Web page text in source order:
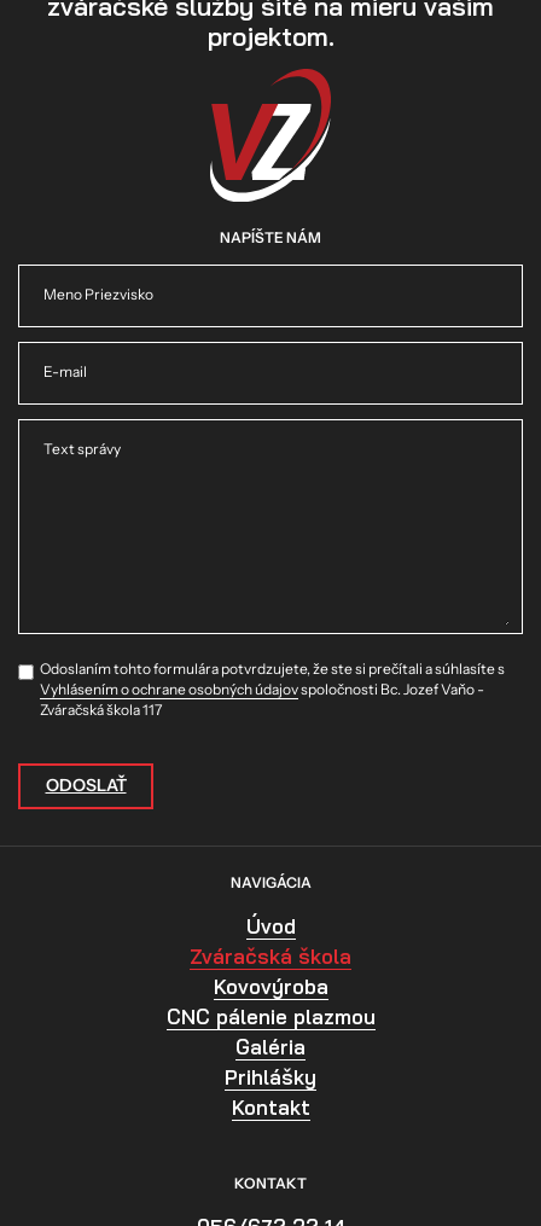
projektom.
NAPÍŠTE NÁM
Meno Priezvisko
E-mail
Text správy
Odoslaním tohto formulára potvrdzujete, že ste si prečítali a súhlasíte s
Vyhlásením o ochrane osobných údajovspoločnosti Bc. Jozef Vaňo -
Zváračská škola 117
ODOSLAŤ
NAVIGÁCIA
Úvod
Zváračská škola
Kovovýroba
CNC pálenie plazmou
Galéria
Prihlášky
Kontakt
KONTAKT